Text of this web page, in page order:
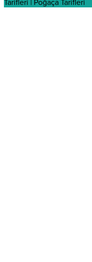
Tarifleri | Poğaça Tarifleri